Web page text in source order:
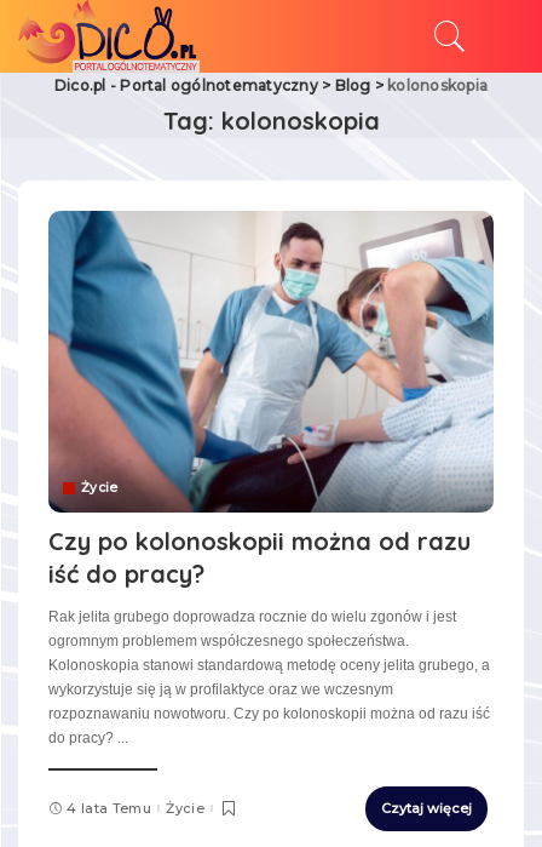
Dico.pl - Portal ogólnotematyczny> Blog > kolonoskopia
Tag: kolonoskopia
Życie
Czy po kolonoskopii można od razu
iść do pracy?
Rak jelita grubego doprowadza rocznie do wielu zgonów i jest
ogromnym problemem współczesnego społeczeństwa.
Kolonoskopia stanowi standardową metodę oceny jelita grubego, a
wykorzystuje się ją w profilaktyce oraz we wczesnym
rozpoznawaniu nowotworu. Czy po kolonoskopii można od razu iść
do pracy?
4 lata Temu Życie Czytaj więcej